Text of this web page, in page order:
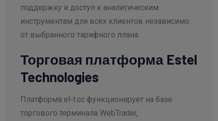
поддержку и доступ к аналитическим
инструментам для всех клиентов независимо
от выбранного тарифного плана.
Торговая платформа Estel
Technologies
Платформа el-t.cc функционирует на базе
торгового терминала WebTrader,